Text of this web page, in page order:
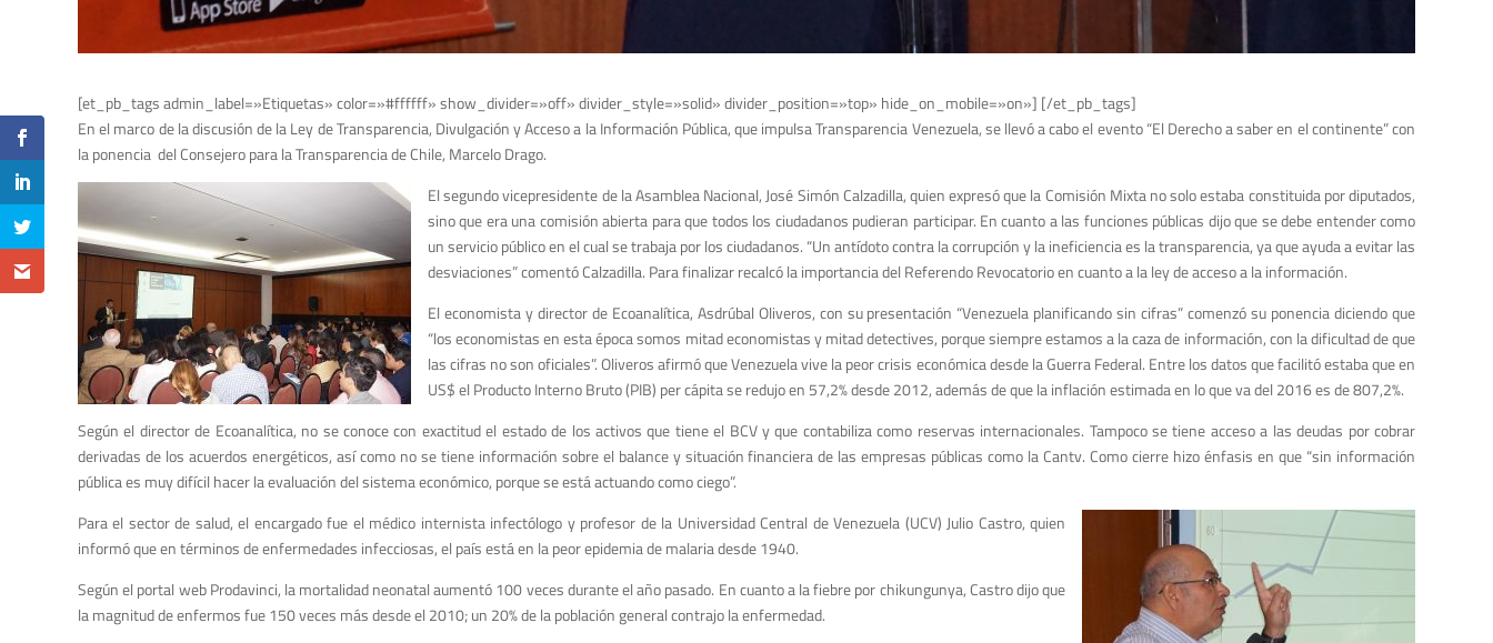
[et_pb_tags admin_label=»Etiquetas» color=»#ffffff» show_divider=»off» divider_style=»solid» divider_position=»top» hide_on_mobile=»on»] [/et_pb_tags]
En el marco de la discusión de la Ley de Transparencia, Divulgación y Acceso a la Información Pública, que impulsa Transparencia Venezuela, se llevó a cabo el evento “El Derecho a saber en el continente” con
la ponencia del Consejero para la Transparencia de Chile, Marcelo Drago.
El segundo vicepresidente de la Asamblea Nacional, José Simón Calzadilla, quien expresó que la Comisión Mixta no solo estaba constituida por diputados,
sino que era una comisión abierta para que todos los ciudadanos pudieran participar. En cuanto a las funciones públicas dijo que se debe entender como
un servicio público en el cual se trabaja por los ciudadanos. “Un antídoto contra la corrupción y la ineficiencia es la transparencia, ya que ayuda a evitar las
desviaciones” comentó Calzadilla. Para finalizar recalcó la importancia del Referendo Revocatorio en cuanto a la ley de acceso a la información.
El economista y director de Ecoanalítica, Asdrúbal Oliveros, con su presentación “Venezuela planificando sin cifras” comenzó su ponencia diciendo que
“los economistas en esta época somos mitad economistas y mitad detectives, porque siempre estamos a la caza de información, con la dificultad de que
las cifras no son oficiales”. Oliveros afirmó que Venezuela vive la peor crisis económica desde la Guerra Federal. Entre los datos que facilitó estaba que en
US$ el Producto Interno Bruto (PIB) per cápita se redujo en 57,2% desde 2012, además de que la inflación estimada en lo que va del 2016 es de 807,2%.
Según el director de Ecoanalítica, no se conoce con exactitud el estado de los activos que tiene el BCV y que contabiliza como reservas internacionales. Tampoco se tiene acceso a las deudas por cobrar
derivadas de los acuerdos energéticos, así como no se tiene información sobre el balance y situación financiera de las empresas públicas como la Cantv. Como cierre hizo énfasis en que “sin información
pública es muy difícil hacer la evaluación del sistema económico, porque se está actuando como ciego”.
Para el sector de salud, el encargado fue el médico internista infectólogo y profesor de la Universidad Central de Venezuela (UCV) Julio Castro, quien
informó que en términos de enfermedades infecciosas, el país está en la peor epidemia de malaria desde 1940.
Según el portal web Prodavinci, la mortalidad neonatal aumentó 100 veces durante el año pasado. En cuanto a la fiebre por chikungunya, Castro dijo que
la magnitud de enfermos fue 150 veces más desde el 2010; un 20% de la población general contrajo la enfermedad.